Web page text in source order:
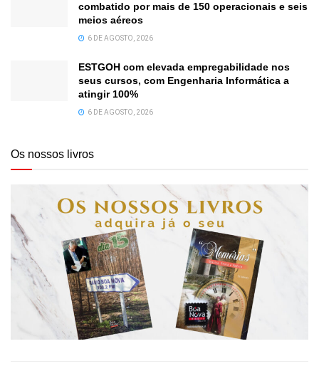
combatido por mais de 150 operacionais e seis
meios aéreos
6 DE AGOSTO, 2026
ESTGOH com elevada empregabilidade nos
seus cursos, com Engenharia Informática a
atingir 100%
6 DE AGOSTO, 2026
Os nossos livros